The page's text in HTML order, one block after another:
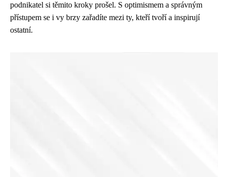
podnikatel si těmito kroky prošel. S optimismem a správným
přístupem se i vy brzy zařadíte mezi ty, kteří tvoří a inspirují
ostatní.